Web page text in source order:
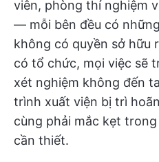
viên, phòng thí nghiệm
— mỗi bên đều có
không có quyền sở hữu
có tổ chức, mọi việc sẽ
xét nghiệm không đến
trình xuất viện bị trì
cùng phải mắc kẹt
cần thiết.